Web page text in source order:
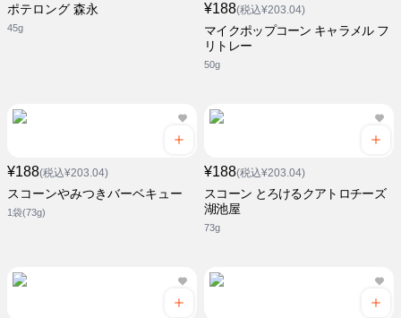
ポテロング 森永
45g
¥188(税込¥203.04)
マイクポップコーン キャラメル フ
リトレー
50g
¥188(税込¥203.04)
スコーンやみつきバーベキュー
1袋(73g)
¥188(税込¥203.04)
スコーン とろけるクアトロチーズ
湖池屋
73g